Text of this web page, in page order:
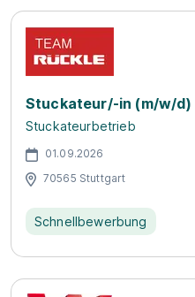
Stuckateur/-in (m/w/d)
Stuckateurbetrieb
01.09.2026
70565 Stuttgart
Schnellbewerbung